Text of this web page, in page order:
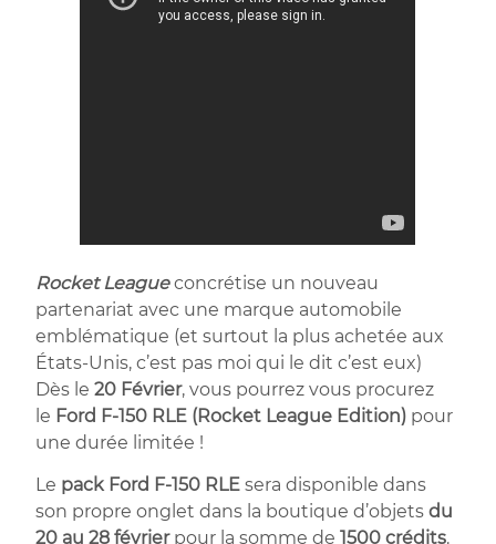
Rocket Leagueconcrétise un nouveau
partenariat avec une marque automobile
emblématique (et surtout la plus achetée aux
États-Unis, c’est pas moi qui le dit c’est eux)
Dès le20 Février, vous pourrez vous procurez
le Ford F-150 RLE (Rocket League Edition) pour
une durée limitée !
Le pack Ford F-150 RLE sera disponible dans
son propre onglet dans la boutique d’objetsdu
20 au 28 févrierpour la somme de1500 crédits.